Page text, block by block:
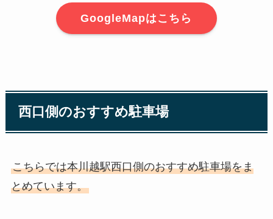
GoogleMapはこちら
西口側のおすすめ駐車場
こちらでは本川越駅西口側のおすすめ駐車場をま
とめています。